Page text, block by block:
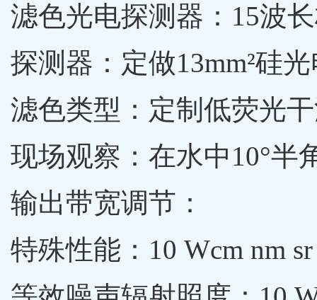
滤色光电探测器：15波
探测器：定做13mm²硅
滤色类型：定制低荧光
现场观察：在水中10°半
输出带宽调节：
特殊性能：10 Wcm nm sr